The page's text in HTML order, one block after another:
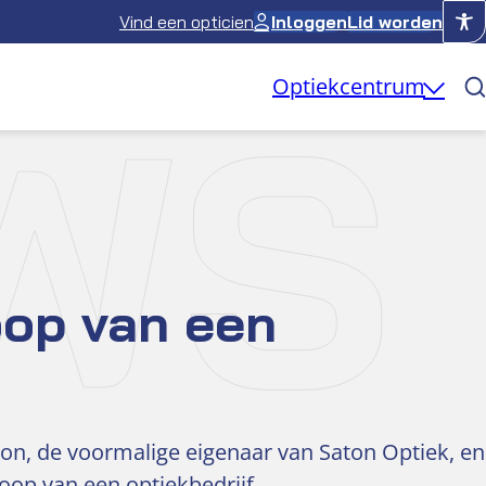
Vind een opticien InloggenLid worden
Optiekcentrum
van een
de voormalige eigenaar van Saton Optiek, en